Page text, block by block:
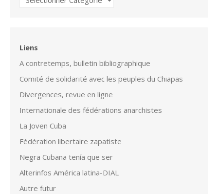
Liens
A contretemps, bulletin bibliographique
Comité de solidarité avec les peuples du Chiapas
Divergences, revue en ligne
Internationale des fédérations anarchistes
La Joven Cuba
Fédération libertaire zapatiste
Negra Cubana tenía que ser
Alterinfos América latina-DIAL
Autre futur